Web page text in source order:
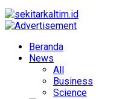
Beranda
News
All
Business
Science